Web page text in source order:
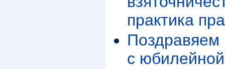
практика
с